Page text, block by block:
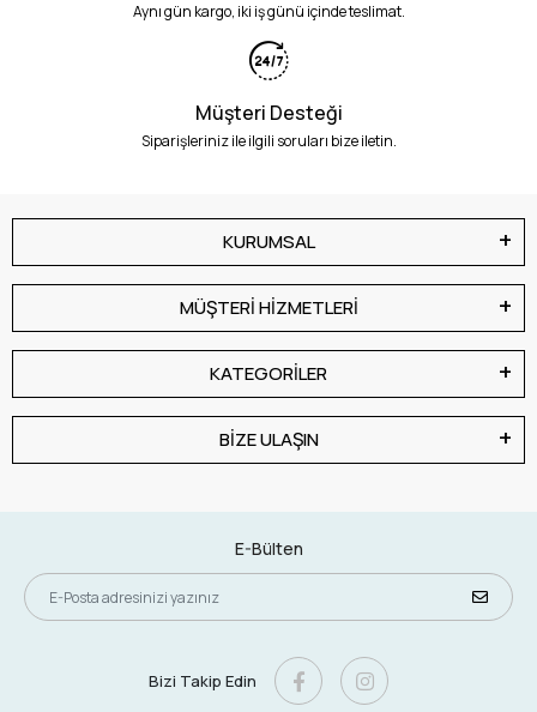
Aynı gün kargo, iki iş günü içinde teslimat.
Müşteri Desteği
Siparişleriniz ile ilgili soruları bize iletin.
KURUMSAL
MÜŞTERİ HİZMETLERİ
KATEGORİLER
BİZE ULAŞIN
E-Bülten
Bizi Takip Edin